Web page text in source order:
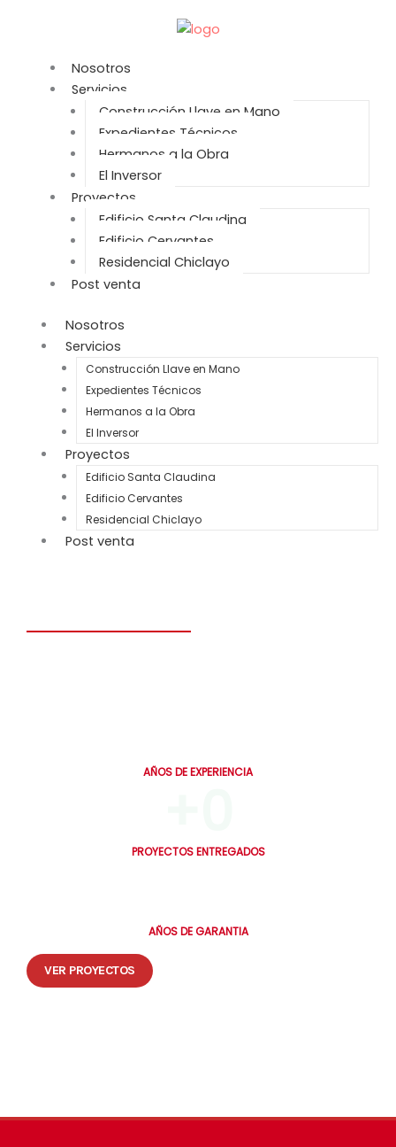
Nosotros
Servicios
Construcción Llave en Mano
Expedientes Técnicos
Hermanos a la Obra
El Inversor
Proyectos
Edificio Santa Claudina
Edificio Cervantes
Residencial Chiclayo
Post venta
Nosotros
Servicios
Construcción Llave en Mano
Expedientes Técnicos
Hermanos a la Obra
El Inversor
Proyectos
Edificio Santa Claudina
Edificio Cervantes
Residencial Chiclayo
Post venta
AÑOS DE EXPERIENCIA
PROYECTOS ENTREGADOS
AÑOS DE GARANTIA
VER PROYECTOS